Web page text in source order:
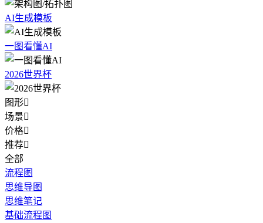
AI生成模板
一图看懂AI
2026世界杯
图形
场景
价格
推荐
全部
流程图
思维导图
思维笔记
基础流程图